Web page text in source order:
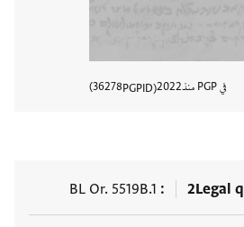
في PGP منذ 2022
PGPID
36278
2Legal
BL Or. 5519B.1